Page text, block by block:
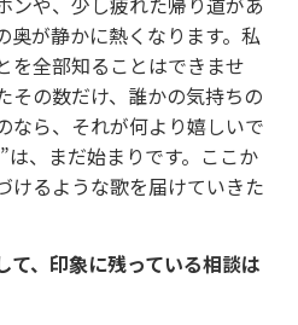
奥が静かに熱くなります。私
を全部知ることはできませ
その数だけ、誰かの気持ちの
なら、それが何より嬉しいで
は、まだ始まりです。ここか
けるような歌を届けていきた
、印象に残っている相談は